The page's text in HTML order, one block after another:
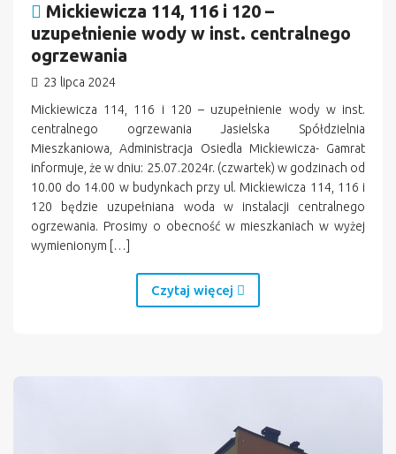
Mickiewicza 114, 116 i 120 –
uzupełnienie wody w inst. centralnego
ogrzewania
23 lipca 2024
Mickiewicza 114, 116 i 120 – uzupełnienie wody w inst.
centralnego ogrzewania Jasielska Spółdzielnia
Mieszkaniowa, Administracja Osiedla Mickiewicza- Gamrat
informuje, że w dniu: 25.07.2024r. (czwartek) w godzinach od
10.00 do 14.00 w budynkach przy ul. Mickiewicza 114, 116 i
120 będzie uzupełniana woda w instalacji centralnego
ogrzewania. Prosimy o obecność w mieszkaniach w wyżej
wymienionym […]
Czytaj więcej